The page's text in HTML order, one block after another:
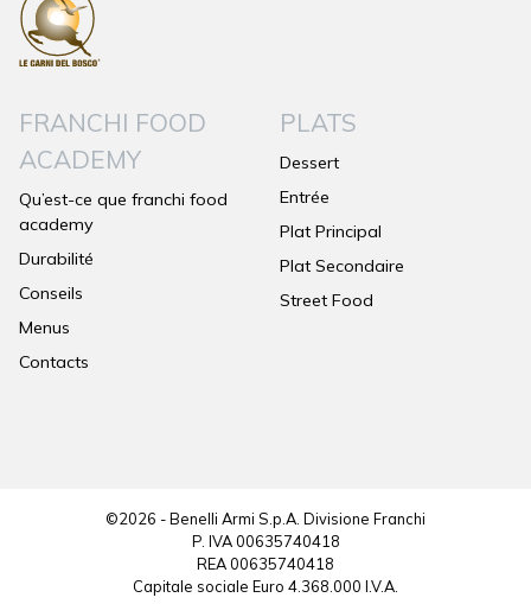
FRANCHI FOOD
ACADEMY
Qu’est-ce que franchi food
academy
Durabilité
Conseils
Menus
Contacts
PLATS
Dessert
Entrée
Plat Principal
Plat Secondaire
Street Food
©2026 - Benelli Armi S.p.A. Divisione Franchi
P. IVA 00635740418
REA 00635740418
Capitale sociale Euro 4.368.000 I.V.A.